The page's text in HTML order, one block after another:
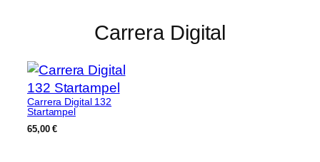
Carrera Digital
Carrera Digital 132
Startampel
65,00€